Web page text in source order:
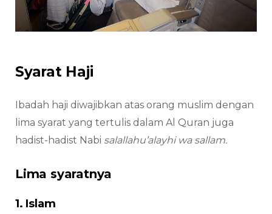
Syarat Haji
Ibadah haji diwajibkan atas orang muslim dengan
lima syarat yang tertulis dalam Al Quran juga
hadist-hadist Nabi salallahu’alayhi wa sallam.
Lima syaratnya
1. Islam